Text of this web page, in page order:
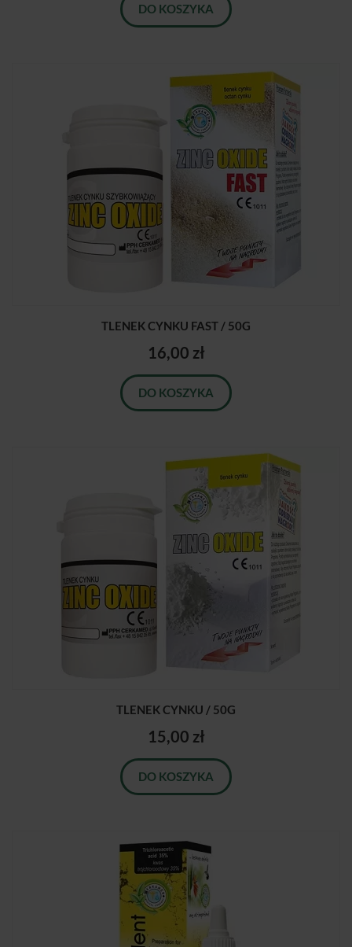
DO KOSZYKA
TLENEK CYNKU FAST / 50G
16,00 zł
DO KOSZYKA
TLENEK CYNKU / 50G
15,00 zł
DO KOSZYKA